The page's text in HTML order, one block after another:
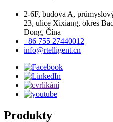
2-6F, budova A,
23, ulice Xixiang, okres
Dong, Čína
+86 755 27440012
info@rtelligent.cn
Produkty